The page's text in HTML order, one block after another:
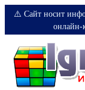
⚠️ Сайт носит
онлайн-